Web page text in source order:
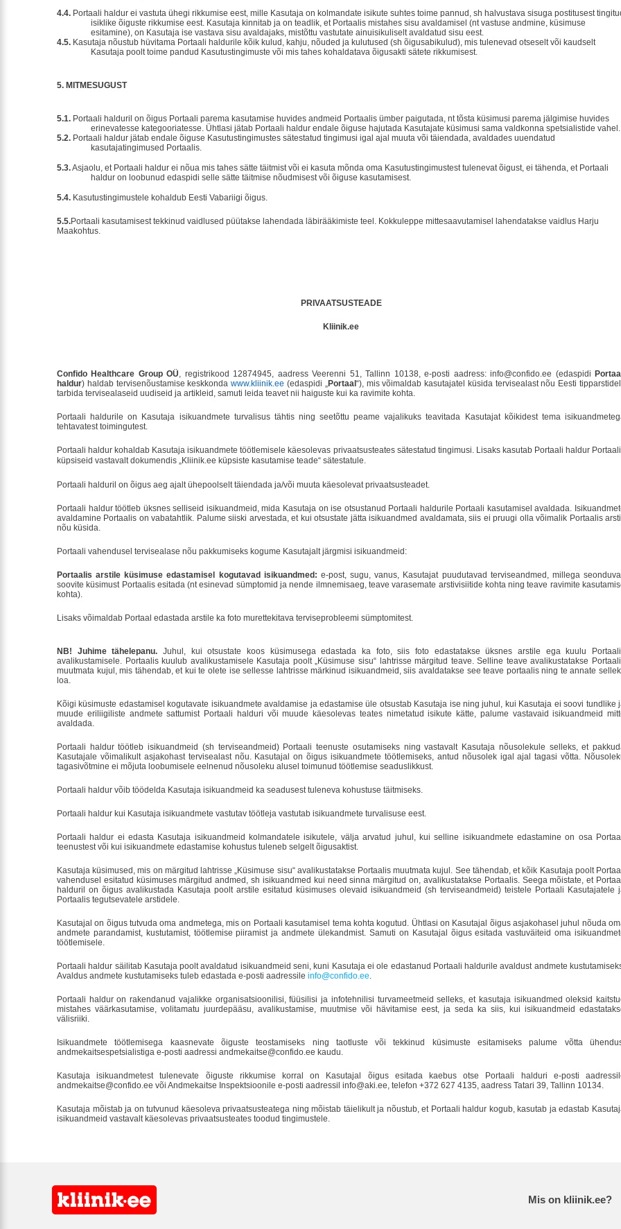
4.4. Portaali haldur ei vastuta ühegi rikkumise eest, mille Kasutaja on kolmandate isikute suhtes toime pannud, sh halvustava sisuga postitusest
isiklike õiguste rikkumise eest. Kasutaja kinnitab ja on teadlik, et Portaalis mistahes sisu avaldamisel (nt vastuse andmine, küsimuse
esitamine), on Kasutaja ise vastava sisu avaldajaks, mistõttu vastutate ainuisikuliselt avaldatud sisu eest.
4.5. Kasutaja nõustub hüvitama Portaali haldurile kõik kulud, kahju, nõuded ja kulutused (sh õigusabikulud), mis tulenevad otseselt või kaudselt
Kasutaja poolt toime pandud Kasutustingimuste või mis tahes kohaldatava õigusakti sätete rikkumisest.
5. MITMESUGUST
5.1. Portaali halduril on õigus Portaali parema kasutamise huvides andmeid Portaalis ümber paigutada, nt tõsta küsimusi parema jälgimise huvides
erinevatesse kategooriatesse. Ühtlasi jätab Portaali haldur endale õiguse hajutada Kasutajate küsimusi sama valdkonna spetsialistide vahel.
5.2. Portaali haldur jätab endale õiguse Kasutustingimustes sätestatud tingimusi igal ajal muuta või täiendada, avaldades uuendatud
kasutajatingimused Portaalis.
5.3.Asjaolu, et Portaali haldur ei nõua mis tahes sätte täitmist või ei kasuta mõnda oma Kasutustingimustest tulenevat õigust, ei tähenda, et Portaali
haldur on loobunud edaspidi selle sätte täitmise nõudmisest või õiguse kasutamisest.
5.4. Kasutustingimustele kohaldub Eesti Vabariigi õigus.
5.5.Portaali kasutamisest tekkinud vaidlused püütakse lahendada läbirääkimiste teel. Kokkuleppe mittesaavutamisel lahendatakse vaidlus Harju
Maakohtus.
PRIVAATSUSTEADE
Kliinik.ee
Confido Healthcare Group OÜ, registrikood 12874945, aadress Veerenni 51, Tallinn 10138, e-posti aadress: info@confido.ee (edaspidi
haldur) haldab tervisenõustamise keskkondawww.kliinik.ee (edaspidi „Portaal “), mis võimaldab kasutajatel küsida tervisealast nõu Eesti
tarbida tervisealaseid uudiseid ja artikleid, samuti leida teavet nii haiguste kui ka ravimite kohta.
Portaali haldurile on Kasutaja isikuandmete turvalisus tähtis ning seetõttu peame vajalikuks teavitada Kasutajat kõikidest tema
tehtavatest toimingutest.
Portaali haldur kohaldab Kasutaja isikuandmete töötlemisele käesolevas privaatsusteates sätestatud tingimusi. Lisaks kasutab Portaali haldur
küpsiseid vastavalt dokumendis „Kliinik.ee küpsiste kasutamise teade“ sätestatule.
Portaali halduril on õigus aeg ajalt ühepoolselt täiendada ja/või muuta käesolevat privaatsusteadet.
Portaali haldur töötleb üksnes selliseid isikuandmeid, mida Kasutaja on ise otsustanud Portaali haldurile Portaali kasutamisel avaldada.
avaldamine Portaalis on vabatahtlik. Palume siiski arvestada, et kui otsustate jätta isikuandmed avaldamata, siis ei pruugi olla võimalik Portaalis
nõu küsida.
Portaali vahendusel tervisealase nõu pakkumiseks kogume Kasutajalt järgmisi isikuandmeid:
Portaalis arstile küsimuse edastamisel kogutavad isikuandmed: e-post, sugu, vanus, Kasutajat puudutavad terviseandmed, millega
soovite küsimust Portaalis esitada (nt esinevad sümptomid ja nende ilmnemisaeg, teave varasemate arstivisiitide kohta ning teave ravimite
kohta).
Lisaks võimaldab Portaal edastada arstile ka foto murettekitava terviseprobleemi sümptomitest.
NB! Juhime tähelepanu. Juhul, kui otsustate koos küsimusega edastada ka foto, siis foto edastatakse üksnes arstile ega kuulu
avalikustamisele. Portaalis kuulub avalikustamisele Kasutaja poolt „Küsimuse sisu“ lahtrisse märgitud teave. Selline teave avalikustatakse
muutmata kujul, mis tähendab, et kui te olete ise sellesse lahtrisse märkinud isikuandmeid, siis avaldatakse see teave portaalis ning te annate
loa.
Kõigi küsimuste edastamisel kogutavate isikuandmete avaldamise ja edastamise üle otsustab Kasutaja ise ning juhul, kui Kasutaja ei soovi tundlike
muude eriliigiliste andmete sattumist Portaali halduri või muude käesolevas teates nimetatud isikute kätte, palume vastavaid isikuandmeid
avaldada.
Portaali haldur töötleb isikuandmeid (sh terviseandmeid) Portaali teenuste osutamiseks ning vastavalt Kasutaja nõusolekule selleks, et
Kasutajale võimalikult asjakohast tervisealast nõu. Kasutajal on õigus isikuandmete töötlemiseks, antud nõusolek igal ajal tagasi võtta.
tagasivõtmine ei mõjuta loobumisele eelnenud nõusoleku alusel toimunud töötlemise seaduslikkust.
Portaali haldur võib töödelda Kasutaja isikuandmeid ka seadusest tuleneva kohustuse täitmiseks.
Portaali haldur kui Kasutaja isikuandmete vastutav töötleja vastutab isikuandmete turvalisuse eest.
Portaali haldur ei edasta Kasutaja isikuandmeid kolmandatele isikutele, välja arvatud juhul, kui selline isikuandmete edastamine on osa
teenustest või kui isikuandmete edastamise kohustus tuleneb selgelt õigusaktist.
Kasutaja küsimused, mis on märgitud lahtrisse „Küsimuse sisu“ avalikustatakse Portaalis muutmata kujul. See tähendab, et kõik Kasutaja poolt
vahendusel esitatud küsimuses märgitud andmed, sh isikuandmed kui need sinna märgitud on, avalikustatakse Portaalis. Seega mõistate, et
halduril on õigus avalikustada Kasutaja poolt arstile esitatud küsimuses olevaid isikuandmeid (sh terviseandmeid) teistele Portaali Kasutajatele
Portaalis tegutsevatele arstidele.
Kasutajal on õigus tutvuda oma andmetega, mis on Portaali kasutamisel tema kohta kogutud. Ühtlasi on Kasutajal õigus asjakohasel juhul nõuda
andmete parandamist, kustutamist, töötlemise piiramist ja andmete ülekandmist. Samuti on Kasutajal õigus esitada vastuväiteid oma
töötlemisele.
Portaali haldur säilitab Kasutaja poolt avaldatud isikuandmeid seni, kuni Kasutaja ei ole edastanud Portaali haldurile avaldust andmete
Avaldus andmete kustutamiseks tuleb edastada e-posti aadressile info@confido.ee.
Portaali haldur on rakendanud vajalikke organisatsioonilisi, füüsilisi ja infotehnilisi turvameetmeid selleks, et kasutaja isikuandmed oleksid
mistahes väärkasutamise, volitamatu juurdepääsu, avalikustamise, muutmise või hävitamise eest, ja seda ka siis, kui isikuandmeid
välisriiki.
Isikuandmete töötlemisega kaasnevate õiguste teostamiseks ning taotluste või tekkinud küsimuste esitamiseks palume võtta
andmekaitsespetsialistiga e-posti aadressi andmekaitse@confido.ee kaudu.
Kasutaja isikuandmetest tulenevate õiguste rikkumise korral on Kasutajal õigus esitada kaebus otse Portaali halduri e-posti
andmekaitse@confido.ee või Andmekaitse Inspektsioonile e-posti aadressil info@aki.ee, telefon +372 627 4135, aadress Tatari 39, Tallinn 10134.
Kasutaja mõistab ja on tutvunud käesoleva privaatsusteatega ning mõistab täielikult ja nõustub, et Portaali haldur kogub, kasutab ja edastab
isikuandmeid vastavalt käesolevas privaatsusteates toodud tingimustele.
Mis on kliinik.ee?